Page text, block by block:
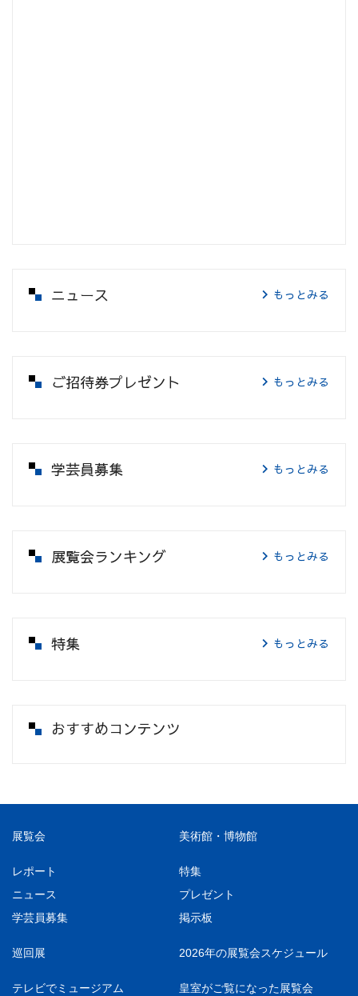
ニュース もっとみる
ご招待券プレゼント もっとみる
学芸員募集 もっとみる
展覧会ランキング もっとみる
特集 もっとみる
おすすめコンテンツ
展覧会 美術館・博物館
レポート
特集
ニュース
プレゼント
学芸員募集
掲示板
巡回展 2026年の展覧会スケジュール
テレビでミュージアム
皇室がご覧になった展覧会